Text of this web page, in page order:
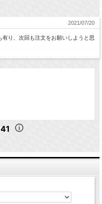
2021/07/20
り、次回も注文をお願いしようと思